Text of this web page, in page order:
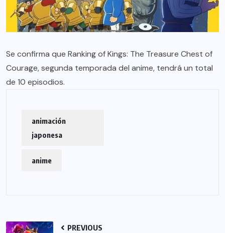
Se confirma que Ranking of Kings: The Treasure Chest of
Courage, segunda temporada del anime, tendrá un total
de 10 episodios.
animación
japonesa
anime
PREVIOUS